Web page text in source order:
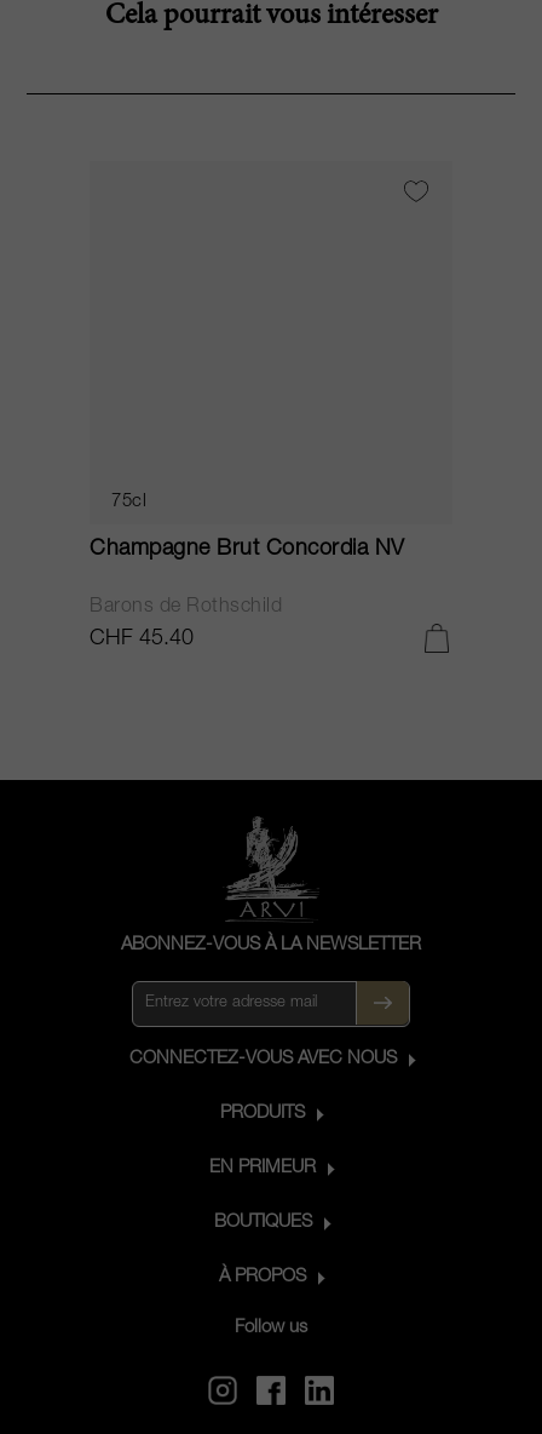
Cela pourrait vous intéresser
75cl
Champagne Brut Concordia NV
Barons de Rothschild
CHF 45.40
ABONNEZ-VOUS À LA NEWSLETTER
CONNECTEZ-VOUS AVEC NOUS
PRODUITS
EN PRIMEUR
BOUTIQUES
À PROPOS
Follow us